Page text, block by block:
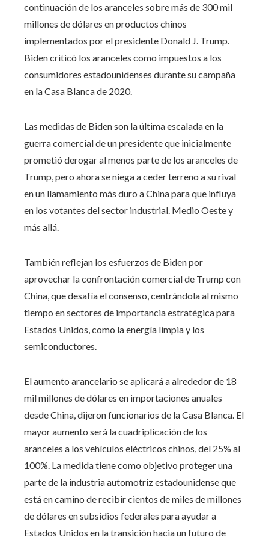
continuación de los aranceles sobre más de 300 mil
millones de dólares en productos chinos
implementados por el presidente Donald J. Trump.
Biden criticó los aranceles como impuestos a los
consumidores estadounidenses durante su campaña
en la Casa Blanca de 2020.
Las medidas de Biden son la última escalada en la
guerra comercial de un presidente que inicialmente
prometió derogar al menos parte de los aranceles de
Trump, pero ahora se niega a ceder terreno a su rival
en un llamamiento más duro a China para que influya
en los votantes del sector industrial. Medio Oeste y
más allá.
También reflejan los esfuerzos de Biden por
aprovechar la confrontación comercial de Trump con
China, que desafía el consenso, centrándola al mismo
tiempo en sectores de importancia estratégica para
Estados Unidos, como la energía limpia y los
semiconductores.
El aumento arancelario se aplicará a alrededor de 18
mil millones de dólares en importaciones anuales
desde China, dijeron funcionarios de la Casa Blanca. El
mayor aumento será la cuadriplicación de los
aranceles a los vehículos eléctricos chinos, del 25% al ​​
100%. La medida tiene como objetivo proteger una
parte de la industria automotriz estadounidense que
está en camino de recibir cientos de miles de millones
de dólares en subsidios federales para ayudar a
Estados Unidos en la transición hacia un futuro de